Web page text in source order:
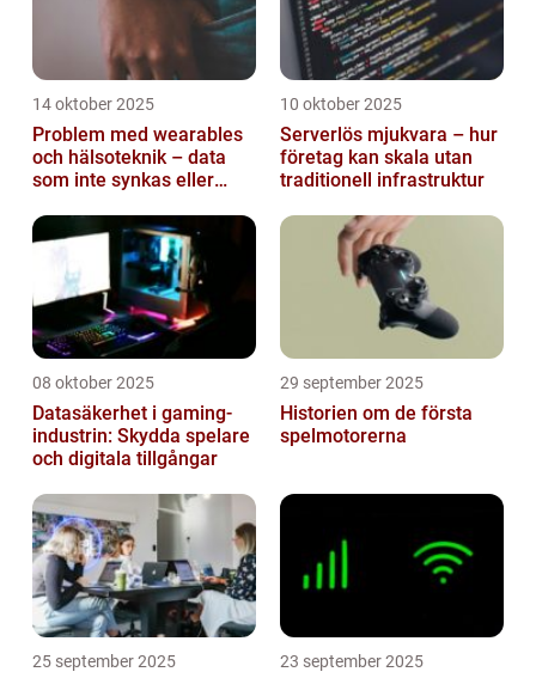
14 oktober 2025
Problem med wearables
och hälsoteknik – data
som inte synkas eller
10 oktober 2025
Serverlös mjukvara – hur
företag kan skala utan
traditionell infrastruktur
08 oktober 2025
Datasäkerhet i gaming-
industrin: Skydda spelare
och digitala tillgångar
29 september 2025
Historien om de första
spelmotorerna
25 september 2025 23 september 2025